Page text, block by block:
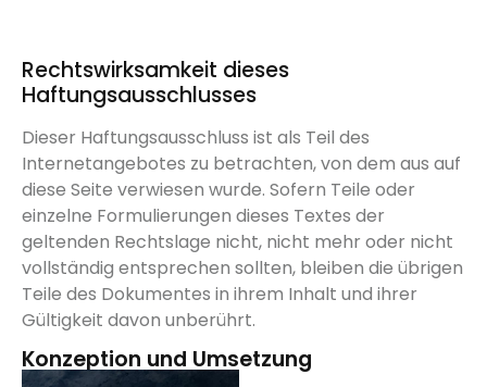
Rechtswirksamkeit dieses
Haftungsausschlusses
Dieser Haftungsausschluss ist als Teil des
Internetangebotes zu betrachten, von dem aus auf
diese Seite verwiesen wurde. Sofern Teile oder
einzelne Formulierungen dieses Textes der
geltenden Rechtslage nicht, nicht mehr oder nicht
vollständig entsprechen sollten, bleiben die übrigen
Teile des Dokumentes in ihrem Inhalt und ihrer
Gültigkeit davon unberührt.
Konzeption und Umsetzung